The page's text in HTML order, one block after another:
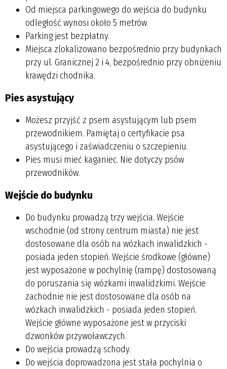
Od miejsca parkingowego do wejścia do budynku
odległość wynosi około 5 metrów.
Parking jest bezpłatny.
Miejsca zlokalizowano bezpośrednio przy budynkach
przy ul. Granicznej 2 i 4, bezpośrednio przy obniżeniu
krawędzi chodnika.
Pies asystujący
Możesz przyjść z psem asystującym lub psem
przewodnikiem. Pamiętaj o certyfikacie psa
asystującego i zaświadczeniu o szczepieniu.
Pies musi mieć kaganiec. Nie dotyczy psów
przewodników.
Wejście do budynku
Do budynku prowadzą trzy wejścia. Wejście
wschodnie (od strony centrum miasta) nie jest
dostosowane dla osób na wózkach inwalidzkich -
posiada jeden stopień. Wejście środkowe (główne)
jest wyposażone w pochylnię (rampę) dostosowaną
do poruszania się wózkami inwalidzkimi. Wejście
zachodnie nie jest dostosowane dla osób na
wózkach inwalidzkich - posiada jeden stopień.
Wejście główne wyposażone jest w przyciski
dzwonków przywoławczych.
Do wejścia prowadzą schody.
Do wejścia doprowadzona jest stała pochylnia o